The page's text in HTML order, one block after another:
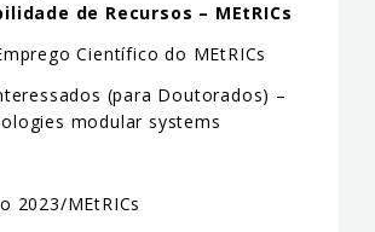
de Recursos – MEtRICs
Científico do MEtRICs
(para Doutorados) –
modular systems
2023/MEtRICs